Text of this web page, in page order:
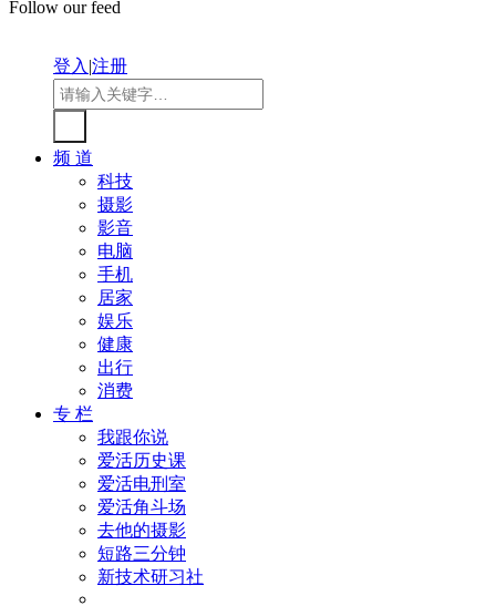
Follow our feed
登入|注册
频 道
科技
摄影
影音
电脑
手机
居家
娱乐
健康
出行
消费
专 栏
我跟你说
爱活历史课
爱活电刑室
爱活角斗场
去他的摄影
短路三分钟
新技术研习社